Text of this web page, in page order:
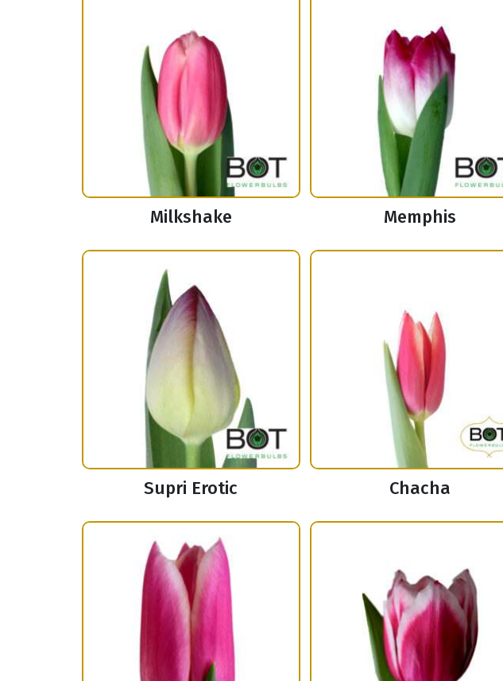
Milkshake Memphis
Supri Erotic Chacha